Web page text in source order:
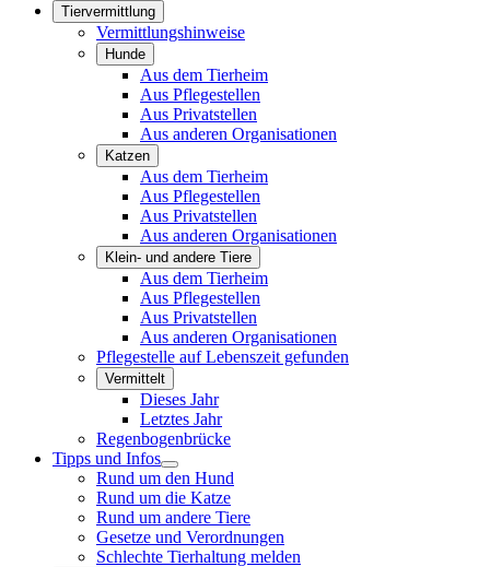
Tiervermittlung
Vermittlungshinweise
Hunde
Aus dem Tierheim
Aus Pflegestellen
Aus Privatstellen
Aus anderen Organisationen
Katzen
Aus dem Tierheim
Aus Pflegestellen
Aus Privatstellen
Aus anderen Organisationen
Klein- und andere Tiere
Aus dem Tierheim
Aus Pflegestellen
Aus Privatstellen
Aus anderen Organisationen
Pflegestelle auf Lebenszeit gefunden
Vermittelt
Dieses Jahr
Letztes Jahr
Regenbogenbrücke
Tipps und Infos
Rund um den Hund
Rund um die Katze
Rund um andere Tiere
Gesetze und Verordnungen
Schlechte Tierhaltung melden